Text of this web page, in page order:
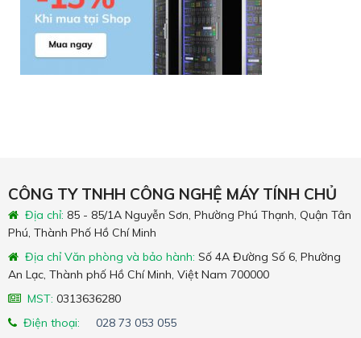
CÔNG TY TNHH CÔNG NGHỆ MÁY TÍNH CHỦ
Địa chỉ: 85 - 85/1A Nguyễn Sơn, Phường Phú Thạnh, Quận Tân
Phú, Thành Phố Hồ Chí Minh
Địa chỉ Văn phòng và bảo hành: Số 4A Đường Số 6, Phường
An Lạc, Thành phố Hồ Chí Minh, Việt Nam 700000
MST: 0313636280
Điện thoại:
028 73 053 055